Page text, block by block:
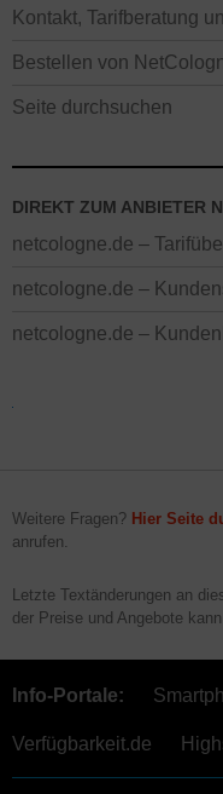
Kontakt, Tarifberatung
Bestellen von
Seite durchsuchen
DIREKT ZUM ANBIETER
netcologne.de –
netcologne.de –
netcologne.de –
Weitere Fragen? Hier Seite
anrufen.
Letzte Textänderungen an
der Preise und Angebote
Info-Portale:
Verfügbarkeit.de